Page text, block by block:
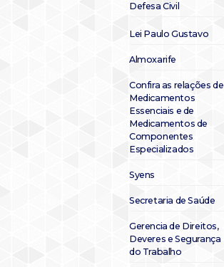
Defesa Civil
Lei Paulo Gustavo
Almoxarife
Confira as relações de
Medicamentos
Essenciais e de
Medicamentos de
Componentes
Especializados
Syens
Secretaria de Saúde
Gerencia de Direitos,
Deveres e Segurança
do Trabalho